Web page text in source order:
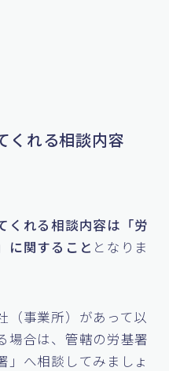
くれる相談内容
くれる相談内容は「労
に関すること となりま
（事業所）があって以
場合は、管轄の労基署
」へ相談してみましょ